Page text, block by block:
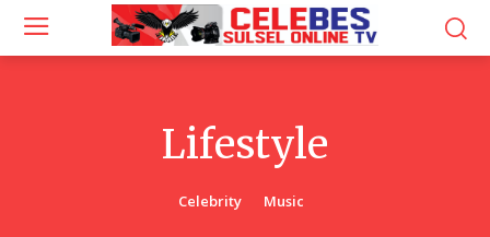
Lifestyle
Celebrity Music